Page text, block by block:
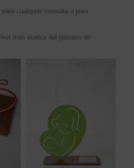
para cualquier consulta o para
más acerca del proceso de